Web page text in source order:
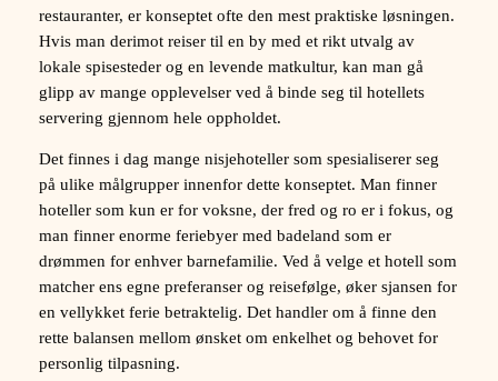
restauranter, er konseptet ofte den mest praktiske løsningen.
Hvis man derimot reiser til en by med et rikt utvalg av
lokale spisesteder og en levende matkultur, kan man gå
glipp av mange opplevelser ved å binde seg til hotellets
servering gjennom hele oppholdet.
Det finnes i dag mange nisjehoteller som spesialiserer seg
på ulike målgrupper innenfor dette konseptet. Man finner
hoteller som kun er for voksne, der fred og ro er i fokus, og
man finner enorme feriebyer med badeland som er
drømmen for enhver barnefamilie. Ved å velge et hotell som
matcher ens egne preferanser og reisefølge, øker sjansen for
en vellykket ferie betraktelig. Det handler om å finne den
rette balansen mellom ønsket om enkelhet og behovet for
personlig tilpasning.